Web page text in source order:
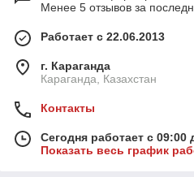
Менее 5 отзывов за
Работает с 22.06.2013
г. Караганда
Караганда, Казахстан
Контакты
Сегодня работает с 09:00
Показать весь график